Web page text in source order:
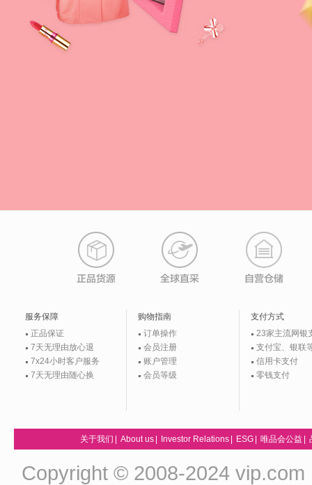
服务保障
正品保证
7天无理由放心退
7x24小时客户服务
7天无理由随心换
购物指南
订单操作
会员注册
账户管理
会员等级
支付方式
23家主流网银
支付宝、银联
信用卡支付
零钱支付
关于我们 About us Investor Relations ESG 唯品会公益
Copyright © 2008-2024